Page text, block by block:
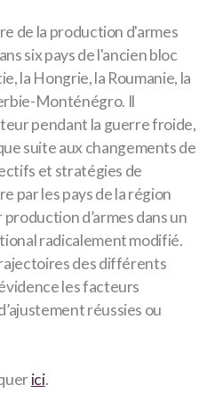
de la production d'armes
six pays de l'ancien bloc
la Hongrie, la Roumanie, la
Monténégro. Il
pendant la guerre froide,
suite aux changements de
et stratégies de
par les pays de la région
d’armes dans un
radicalement modifié.
des différents
les facteurs
réussies ou
ici.